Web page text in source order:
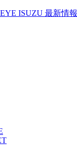
ISUZU 最新情報